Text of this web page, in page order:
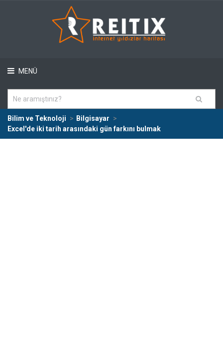
MENÜ
Bilim ve Teknoloji
Bilgisayar
Excel'de iki tarih arasındaki gün farkını bulmak